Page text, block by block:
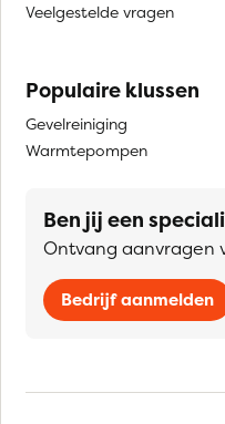
Veelgestelde vragen
Populaire klussen
Gevelreiniging
Warmtepompen
Ben jij een
Ontvang aanvragen
Bedrijf aanmelden